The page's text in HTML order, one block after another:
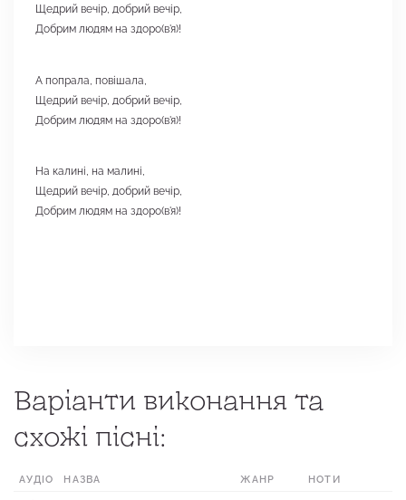
Щедрий вечір, добрий вечір,
Добрим людям на здоро(в'я)!
А попрала, повішала,
Щедрий вечір, добрий вечір,
Добрим людям на здоро(в'я)!
На калині, на малині,
Щедрий вечір, добрий вечір,
Добрим людям на здоро(в'я)!
Варіанти виконання та
схожі пісні:
АУДІО НАЗВА ЖАНР МІСЦЕ
НОТИ